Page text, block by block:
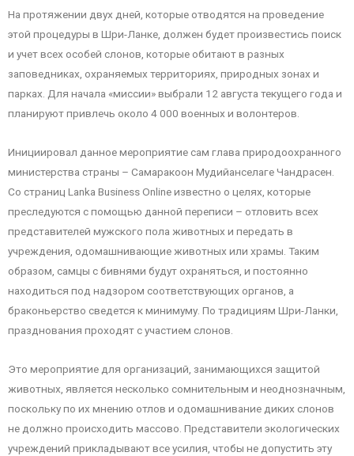
На протяжении двух дней, которые отводятся на проведение
этой процедуры в Шри-Ланке, должен будет произвестись поиск
и учет всех особей слонов, которые обитают в разных
заповедниках, охраняемых территориях, природных зонах и
парках. Для начала «миссии» выбрали 12 августа текущего года и
планируют привлечь около 4 000 военных и волонтеров.
Инициировал данное мероприятие сам глава природоохранного
министерства страны – Самаракоон Мудийанселаге Чандрасен.
Со страниц Lanka Business Online известно о целях, которые
преследуются с помощью данной переписи – отловить всех
представителей мужского пола животных и передать в
учреждения, одомашнивающие животных или храмы. Таким
образом, самцы с бивнями будут охраняться, и постоянно
находиться под надзором соответствующих органов, а
браконьерство сведется к минимуму. По традициям Шри-Ланки,
празднования проходят с участием слонов.
Это мероприятие для организаций, занимающихся защитой
животных, является несколько сомнительным и неоднозначным,
поскольку по их мнению отлов и одомашнивание диких слонов
не должно происходить массово. Представители экологических
учреждений прикладывают все усилия, чтобы не допустить эту